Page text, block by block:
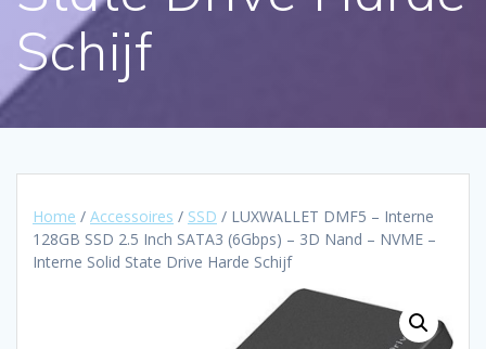
Schijf
Home / Accessoires / SSD / LUXWALLET DMF5 – Interne
128GB SSD 2.5 Inch SATA3 (6Gbps) – 3D Nand – NVME –
Interne Solid State Drive Harde Schijf